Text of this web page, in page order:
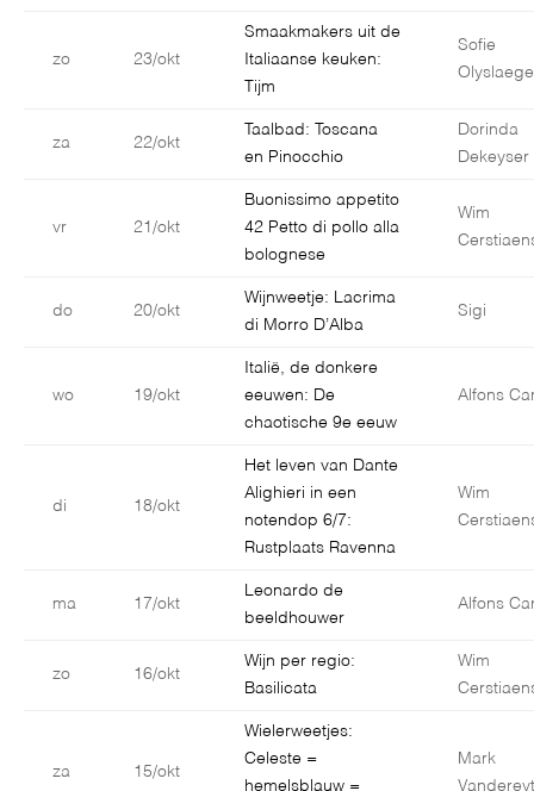
zo 23/okt
Smaakmakers uit de
Italiaanse keuken:
Tijm
Sofie
za 22/okt
Taalbad: Toscana
en Pinocchio
Dorinda
Dekeyser
vr 21/okt
Buonissimo appetito
42 Petto di pollo alla
bolognese
Wim
do 20/okt
Wijnweetje: Lacrima
di Morro D’Alba
Sigi
wo 19/okt
Italië, de donkere
eeuwen: De
chaotische 9e eeuw
Alfons
di 18/okt
Het leven van Dante
Alighieri in een
notendop 6/7:
Rustplaats Ravenna
Wim
ma 17/okt
Leonardo de
beeldhouwer
Alfons
zo 16/okt
Wijn per regio:
Basilicata
Wim
za 15/okt
Wielerweetjes:
Celeste =
hemelsblauw =
Mark
Vandereyt